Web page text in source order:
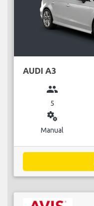
AUDI A3
group
5
miscellaneous_services
Manual